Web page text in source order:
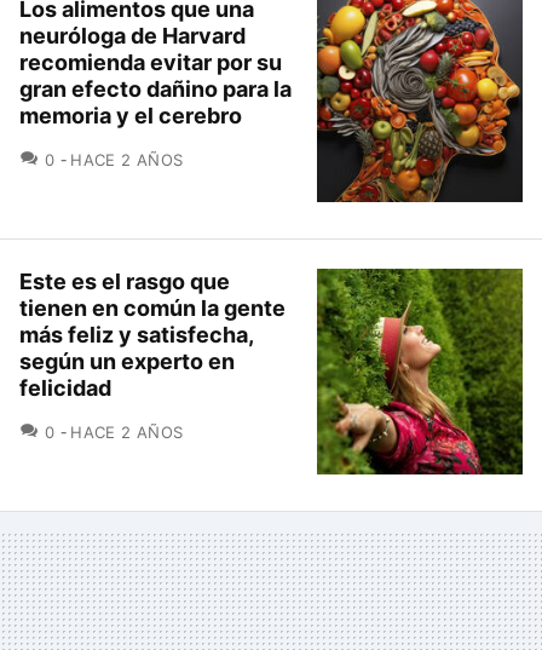
Los alimentos que una
neuróloga de Harvard
recomienda evitar por su
gran efecto dañino para la
memoria y el cerebro
0 COMENTARIOS
HACE 2 AÑOS
Este es el rasgo que
tienen en común la gente
más feliz y satisfecha,
según un experto en
felicidad
0 COMENTARIOS
HACE 2 AÑOS